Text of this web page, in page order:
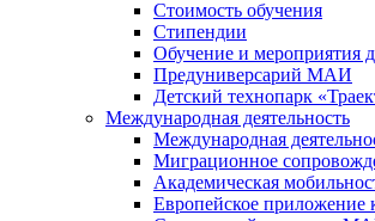
Стоимость обучения
Стипендии
Обучение и мероприятия
Предуниверсарий МАИ
Детский технопарк
Международная деятельность
Международная
Миграционное
Академическая
Европейское приложение